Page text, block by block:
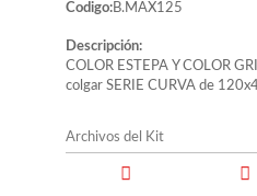
Codigo:B.MAX125
Descripción:
COLOR ESTEPA Y COLOR
colgar SERIE CURVA de
Archivos del Kit